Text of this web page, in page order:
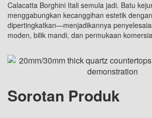
Calacatta Borghini Itali semula jadi. Batu
menggabungkan kecanggihan estetik
dipertingkatkan—menjadikannya
moden, bilik mandi, dan permukaan
Sorotan Produk